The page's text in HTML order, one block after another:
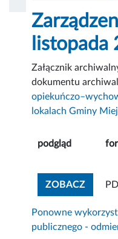
Załącznik
dokumentu
lokalach Gminy
podgląd
ZOBACZ
Ponowne
publicznego -